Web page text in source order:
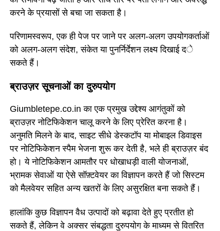
करने के प्रयासों से बचा जा सकता है।
परिणामस्वरूप, एक ही पेज पर जाने पर अलग-अलग उपयोगकर्ताओं
को अलग-अलग संदेश, संकेत या पुनर्निर्देशन लक्ष्य दिखाई दे
सकते हैं।
ब्राउज़र सूचनाओं का दुरुपयोग
Giumbletepe.co.in का एक प्रमुख उद्देश्य आगंतुकों को
ब्राउज़र नोटिफिकेशन चालू करने के लिए प्रेरित करना है।
अनुमति मिलने के बाद, साइट सीधे डेस्कटॉप या मोबाइल डिवाइस
पर नोटिफिकेशन स्पैम भेजना शुरू कर देती है, भले ही ब्राउज़र बंद
हो। ये नोटिफिकेशन आमतौर पर धोखाधड़ी वाली योजनाओं,
भ्रामक सेवाओं या ऐसे सॉफ़्टवेयर का विज्ञापन करते हैं जो सिस्टम
को मैलवेयर सहित अन्य खतरों के लिए असुरक्षित बना सकते हैं।
हालांकि कुछ विज्ञापन वैध उत्पादों को बढ़ावा देते हुए प्रतीत हो
सकते हैं, लेकिन वे अक्सर संबद्धता दुरुपयोग के माध्यम से वितरित